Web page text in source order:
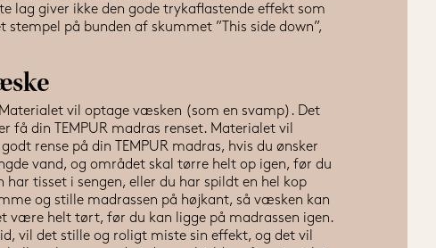
lag giver ikke den gode trykaflastende effekt som
stempel på bunden af skummet ”This side down”,
vil optage væsken (som en svamp). Det
få din TEMPUR madras renset. Materialet vil
rense på din TEMPUR madras, hvis du ønsker
vand, og området skal tørre helt op igen, før du
tisset i sengen, eller du har spildt en hel kop
og stille madrassen på højkant, så væsken kan
være helt tørt, før du kan ligge på madrassen igen.
vil det stille og roligt miste sin effekt, og det vil